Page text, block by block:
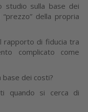
studio sulla base dei
della propria
rapporto di fiducia tra
complicato come
base dei costi?
quando si cerca di